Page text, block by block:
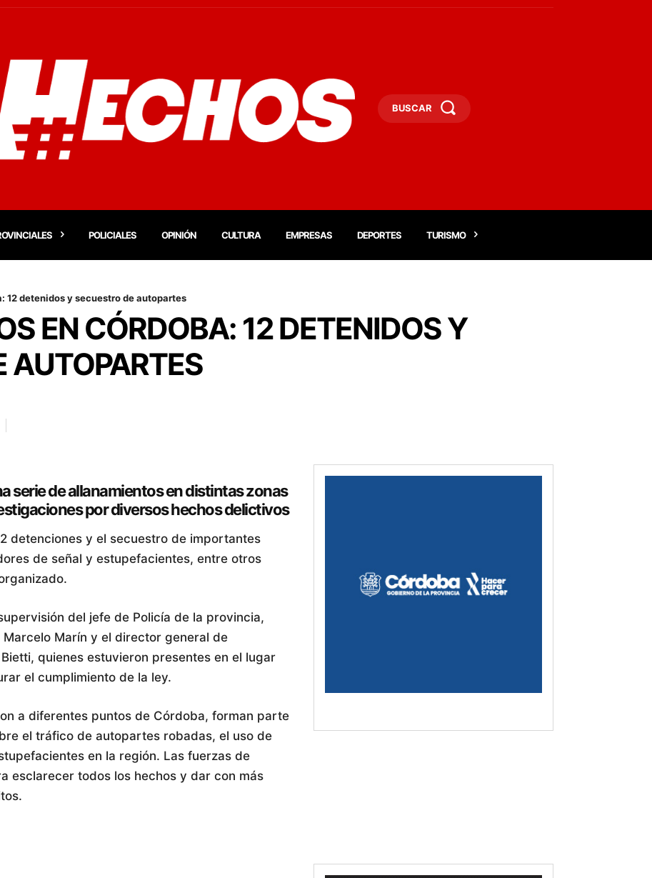
BUSCAR
POLICIALES OPINIÓN CULTURA EMPRESAS DEPORTES TURISMO
12 detenidos y secuestro de autopartes
EN CÓRDOBA: 12 DETENIDOS Y
AUTOPARTES
serie de allanamientos en distintas zonas
por diversos hechos delictivos
detenciones y el secuestro de importantes
de señal y estupefacientes, entre otros
del jefe de Policía de la provincia,
Marín y el director general de
quienes estuvieron presentes en el lugar
el cumplimiento de la ley.
a diferentes puntos de Córdoba, forman parte
el tráfico de autopartes robadas, el uso de
en la región. Las fuerzas de
esclarecer todos los hechos y dar con más